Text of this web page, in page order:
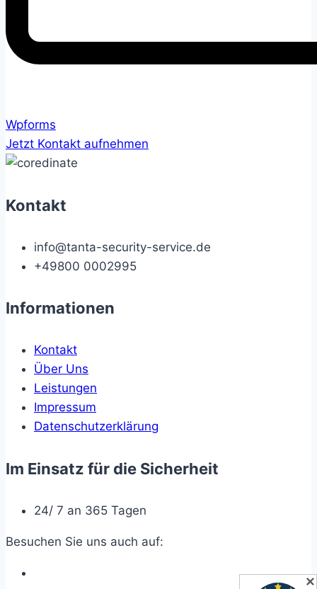
Wpforms
Jetzt Kontakt aufnehmen
Kontakt
info@tanta-security-service.de
+49800 0002995
Informationen
Kontakt
Über Uns
Leistungen
Impressum
Datenschutzerklärung
Im Einsatz für die Sicherheit
24/ 7 an 365 Tagen
Besuchen Sie uns auch auf:
✕